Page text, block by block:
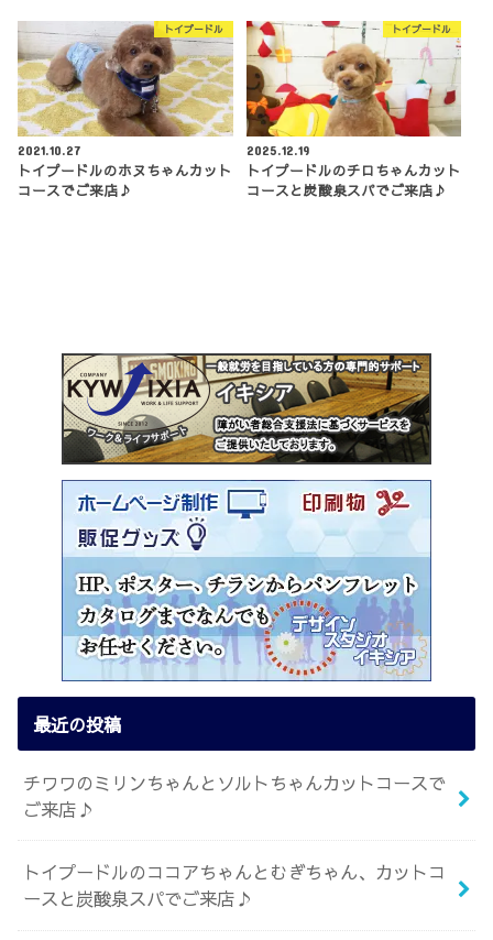
トイプードル
2021.10.27
トイプードルのホヌちゃんカット
コースでご来店♪
トイプードル
2025.12.19
トイプードルのチロちゃんカット
コースと炭酸泉スパでご来店♪
最近の投稿
チワワのミリンちゃんとソルトちゃんカットコースで
ご来店♪
トイプードルのココアちゃんとむぎちゃん、カットコ
ースと炭酸泉スパでご来店♪